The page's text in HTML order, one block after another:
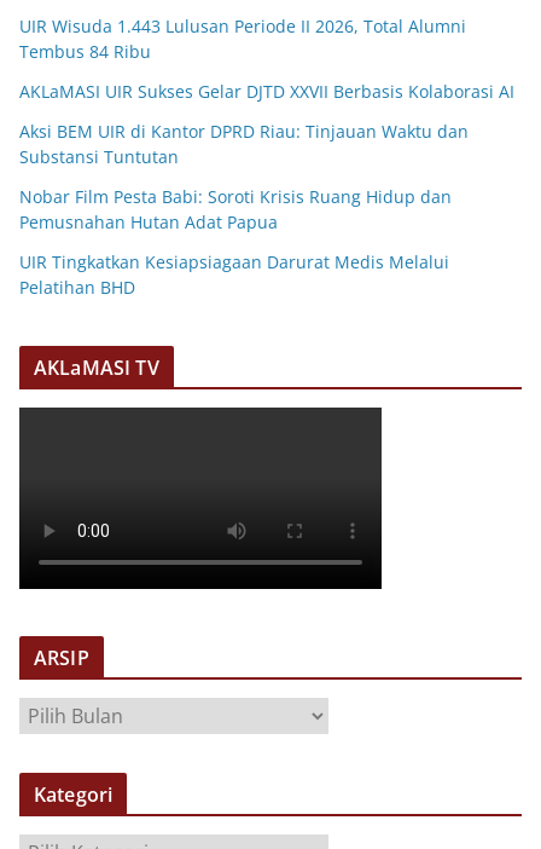
UIR Wisuda 1.443 Lulusan Periode II 2026, Total Alumni
Tembus 84 Ribu
AKLaMASI UIR Sukses Gelar DJTD XXVII Berbasis Kolaborasi AI
Aksi BEM UIR di Kantor DPRD Riau: Tinjauan Waktu dan
Substansi Tuntutan
Nobar Film Pesta Babi: Soroti Krisis Ruang Hidup dan
Pemusnahan Hutan Adat Papua
UIR Tingkatkan Kesiapsiagaan Darurat Medis Melalui
Pelatihan BHD
AKLaMASI TV
ARSIP
R
S
P
Kategori